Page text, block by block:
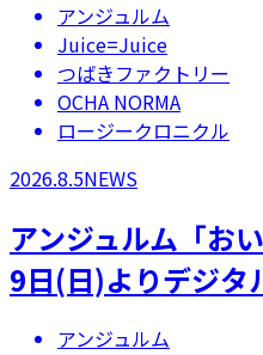
アンジュルム
Juice=Juice
つばきファクトリー
OCHA NORMA
ロージークロニクル
2026.8.5NEWS
アンジュルム「お
9日(日)よりデジタ
アンジュルム